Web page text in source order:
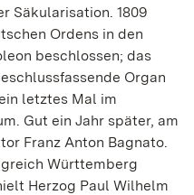
Säkularisation. 1809
Ordens in den
beschlossen; das
Organ
letztes Mal im
Gut ein Jahr später, am
Franz Anton Bagnato.
Württemberg
Herzog Paul Wilhelm